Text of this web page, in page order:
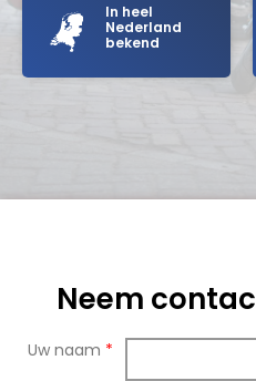
In heel
Nederland
bekend
Neem
Uw naam *